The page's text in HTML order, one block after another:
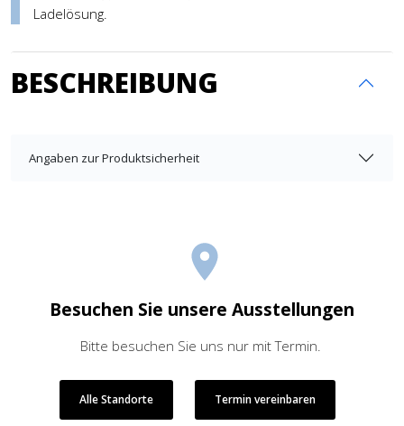
Ladelösung.
BESCHREIBUNG
Angaben zur Produktsicherheit
Besuchen Sie unsere Ausstellungen
Bitte besuchen Sie uns nur mit Termin.
Alle Standorte Termin vereinbaren